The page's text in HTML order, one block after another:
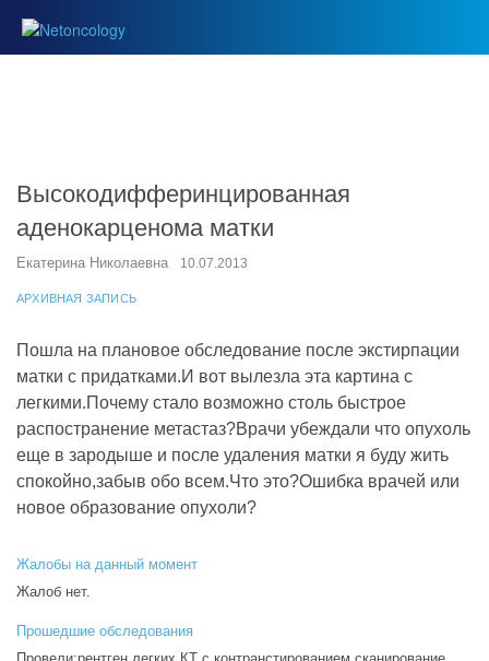
Высокодифферинцированная
аденокарценома матки
Екатерина Николаевна 10.07.2013
АРХИВНАЯ ЗАПИСЬ
Пошла на плановое обследование после экстирпации
матки с придатками.И вот вылезла эта картина с
легкими.Почему стало возможно столь быстрое
распостранение метастаз?Врачи убеждали что опухоль
еще в зародыше и после удаления матки я буду жить
спокойно,забыв обо всем.Что это?Ошибка врачей или
новое образование опухоли?
Жалобы на данный момент
Жалоб нет.
Прошедшие обследования